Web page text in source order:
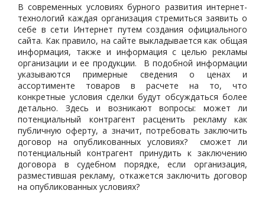
В современных условиях бурного развития интернет-
технологий каждая организация стремиться заявить о
себе в сети Интернет путем создания официального
сайта. Как правило, на сайте выкладывается как общая
информация, также и информация с целью рекламы
организации и ее продукции. В подобной информации
указываются примерные сведения о ценах и
ассортименте товаров в расчете на то, что
конкретные условия сделки будут обсуждаться более
детально. Здесь и возникают вопросы: может ли
потенциальный контрагент расценить рекламу как
публичную оферту, а значит, потребовать заключить
договор на опубликованных условиях? сможет ли
потенциальный контрагент принудить к заключению
договора в судебном порядке, если организация,
разместившая рекламу, откажется заключить договор
на опубликованных условиях?